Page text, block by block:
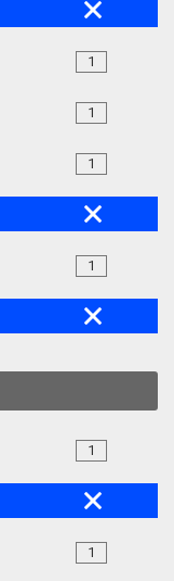
1
1
1
1
1
1